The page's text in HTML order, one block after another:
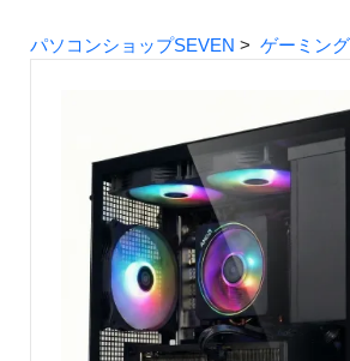
パソコンショップSEVEN > ゲーミン